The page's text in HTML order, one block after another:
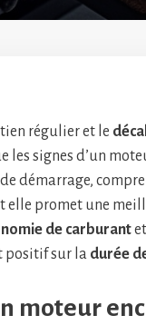
régulier et le
signes d’un
démarrage,
elle promet une
de carburant
positif sur la durée
moteur